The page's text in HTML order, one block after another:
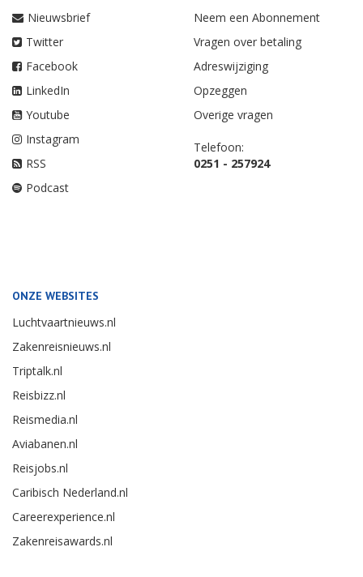
Nieuwsbrief
Twitter
Facebook
LinkedIn
Youtube
Instagram
RSS
Podcast
Neem een Abonnement
Vragen over betaling
Adreswijziging
Opzeggen
Overige vragen
Telefoon:
0251 - 257924
ONZE WEBSITES
Luchtvaartnieuws.nl
Zakenreisnieuws.nl
Triptalk.nl
Reisbizz.nl
Reismedia.nl
Aviabanen.nl
Reisjobs.nl
Caribisch Nederland.nl
Careerexperience.nl
Zakenreisawards.nl